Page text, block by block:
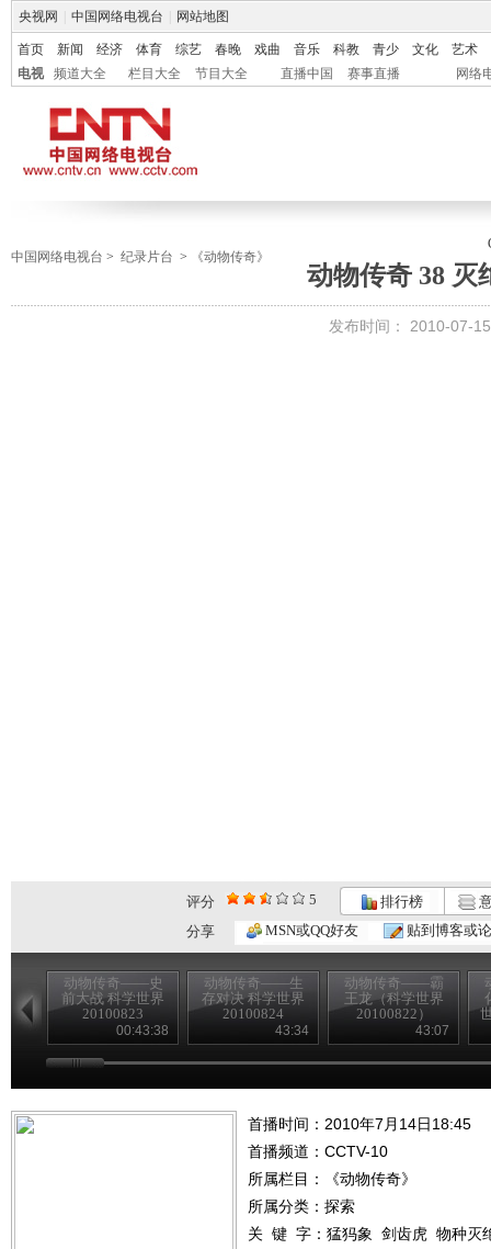
央视网 中国网络电视台 网站地图
首页 新闻 经济 体育 综艺 春晚 戏曲 音乐 科教 青少 文化
艺术
电视
频道大全 栏目大全 节目大全 直播中国 赛事直播 网络
中国网络电视台 > 纪录片台 > 《动物传奇》
动物传奇 38 灭
发布时间： 2010-07-
评分 5 排行榜
分享
MSN或QQ好友 贴到博客或
动物传奇——史
前大战 科学世界
20100823
00:43:38
动物传奇——生
存对决 科学世界
20100824
43:34
动物传奇——霸
王龙（科学世界
20100822）
43:07
首播时间：2010年7月14日18:45
首播频道： CCTV-10
所属栏目：
《动物传奇》
所属分类：探索
关 键 字： 猛犸象 剑齿虎 物种灭